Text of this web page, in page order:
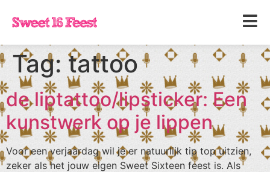
Tag: tattoo
de liptattoo/lipsticker: Een
kunstwerk op je lippen
Voor een verjaardag wil je er natuurlijk tip top uitzien,
zeker als het jouw eigen Sweet Sixteen feest is. Als